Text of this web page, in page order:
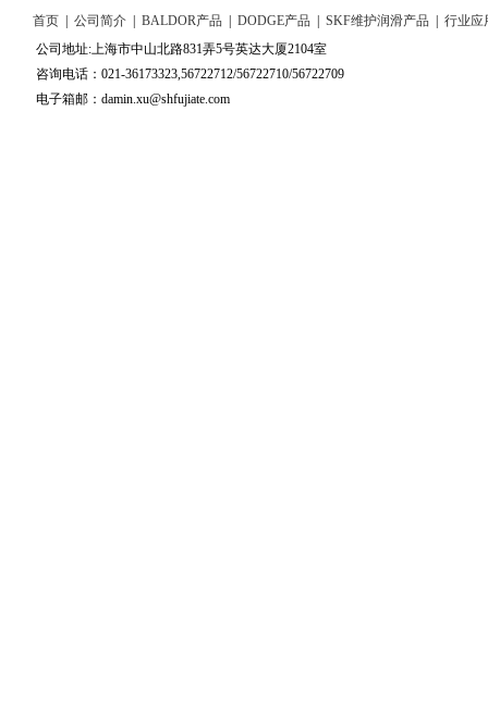
首页 公司简介 BALDOR产品 DODGE产品 SKF维护润滑产品
行业应
公司地址:上海市中山北路831弄5号英达大厦2104室
咨询电话：021-36173323,56722712/56722710/56722709
电子箱邮：damin.xu@shfujiate.com